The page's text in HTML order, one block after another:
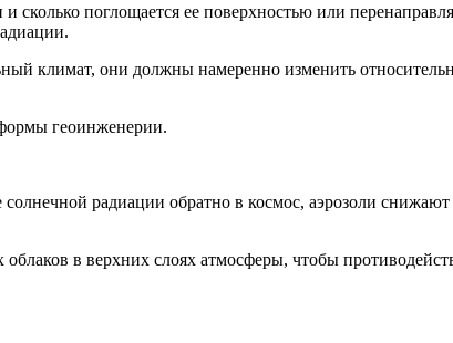
сколько поглощается ее поверхностью или
климат, они должны намеренно изменить
геоинженерии.
радиации обратно в космос, аэрозоли
в верхних слоях атмосферы, чтобы